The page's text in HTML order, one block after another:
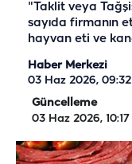
"Taklit veya
sayıda firmanın
hayvan eti ve
Haber Merkezi
03 Haz 2026, 09:32
Güncelleme
03 Haz 2026, 10:17